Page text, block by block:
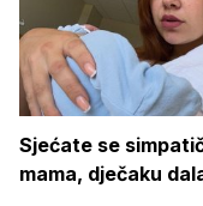
Sjećate se
mama, dječaku